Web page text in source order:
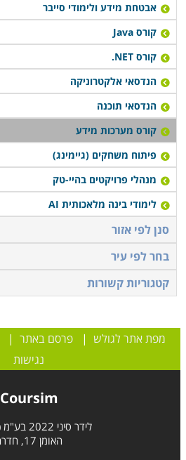
אבטחת מידע ולימודי סייבר
קורס Java
קורס NET.
הנדסאי אלקטרוניקה
הנדסאי תוכנה
קורס מערכות מידע
פיתוח משחקים (גיימינג)
מנהלי פרויקטים בהיי-טק
לימודי בינה מלאכותית AI
סנן לפי אזור
בחר לפי עיר
קטגוריות קשורות
מפת אתר לגולש |פרסם באתר |
נגישות
Coursim
לידר סיני 2022 בע"מ (קורסים)
האומן 17, חדרה